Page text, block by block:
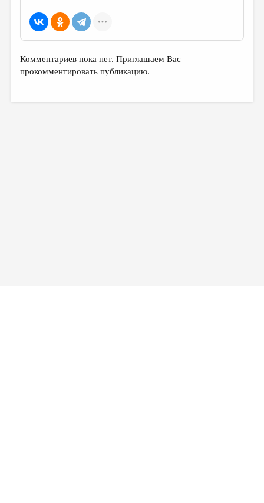
Комментариев пока нет. Приглашаем Вас
прокомментировать публикацию.